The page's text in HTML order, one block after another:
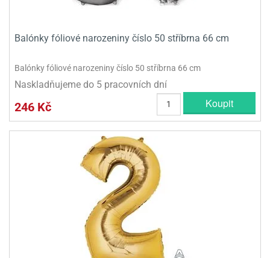
Balónky fóliové narozeniny číslo 50 stříbrna 66 cm
Balónky fóliové narozeniny číslo 50 stříbrna 66 cm
Naskladňujeme do 5 pracovních dní
246 Kč Koupit